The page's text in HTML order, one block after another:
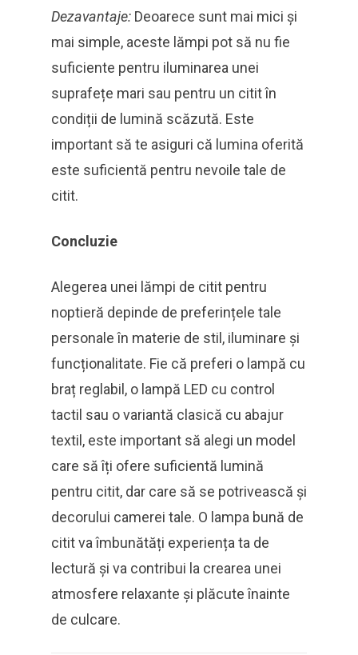
Dezavantaje: Deoarece sunt mai mici și
mai simple, aceste lămpi pot să nu fie
suficiente pentru iluminarea unei
suprafețe mari sau pentru un citit în
condiții de lumină scăzută. Este
important să te asiguri că lumina oferită
este suficientă pentru nevoile tale de
citit.
Concluzie
Alegerea unei lămpi de citit pentru
noptieră depinde de preferințele tale
personale în materie de stil, iluminare și
funcționalitate. Fie că preferi o lampă cu
braț reglabil, o lampă LED cu control
tactil sau o variantă clasică cu abajur
textil, este important să alegi un model
care să îți ofere suficientă lumină
pentru citit, dar care să se potrivească și
decorului camerei tale. O lampa bună de
citit va îmbunătăți experiența ta de
lectură și va contribui la crearea unei
atmosfere relaxante și plăcute înainte
de culcare.